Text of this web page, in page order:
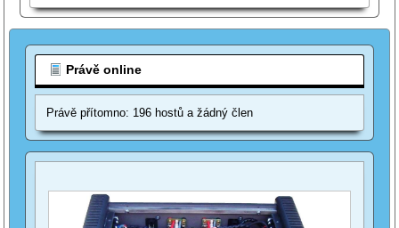
Právě online
Právě přítomno: 196 hostů a žádný člen